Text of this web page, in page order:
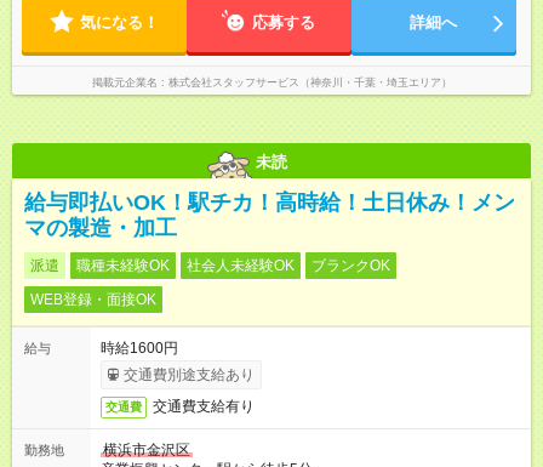
気になる！ 応募する 詳細へ
掲載元企業名 株式会社スタッフサービス（神奈川・千葉・埼玉エリア）
未読
給与即払いOK！駅チカ！高時給！土日休み！メン
マの製造・加工
派遣 職種未経験OK 社会人未経験OK
ブランクOK
WEB登録・面接OK
給与
時給1600円
交通費別途支給あり
交通費 交通費支給有り
勤務地
横浜市金沢区